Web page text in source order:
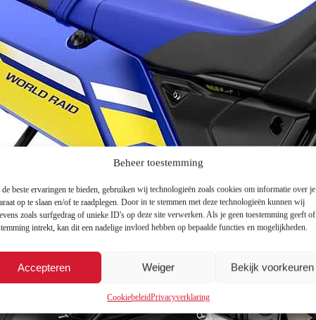
Beheer toestemming
beste ervaringen te bieden, gebruiken wij technologieën zoals cookies om informatie over je
op te slaan en/of te raadplegen. Door in te stemmen met deze technologieën kunnen wij
zoals surfgedrag of unieke ID's op deze site verwerken. Als je geen toestemming geeft
intrekt, kan dit een nadelige invloed hebben op bepaalde functies en mogelijkheden.
Accepteren Weiger Bekijk voorkeuren
CookiebeleidPrivacyverklaring